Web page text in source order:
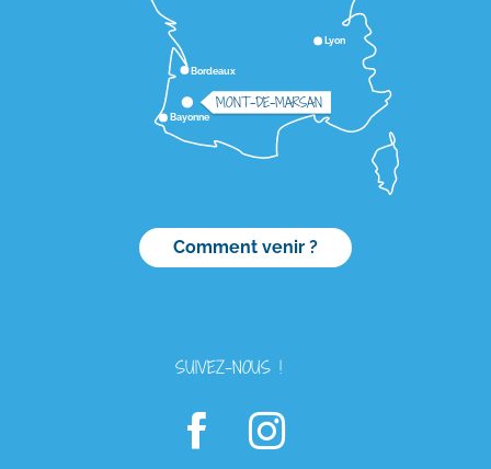
Lyon
Bordeaux
Bayonne
MONT-DE-MARSAN
Comment venir ?
SUIVEZ-NOUS !